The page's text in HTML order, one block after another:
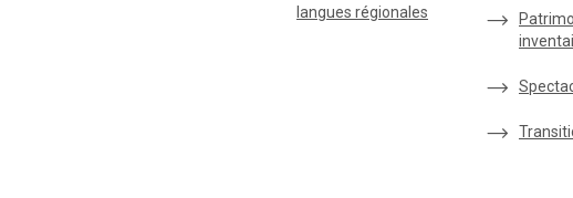
langues régionales